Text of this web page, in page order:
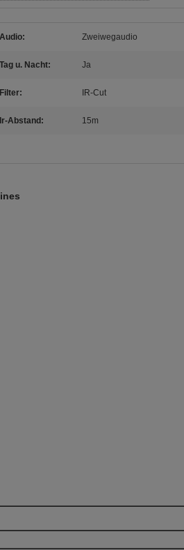
Audio: Zweiwegaudio
Tag u. Nacht: Ja
Filter: IR-Cut
Ir-Abstand: 15m